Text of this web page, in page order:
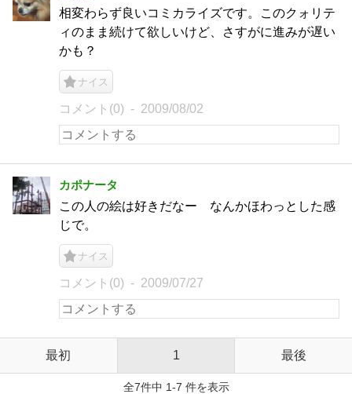
相変わらず良いコミカライズです。このクォリテ
ィのまま続けて欲しいけど、さすがに進みが遅い
かも？
ナイス
コメント(0) 2009/08/02
カポナータ
この人の絵は好きだなー なんかほわっとした感
じで。
ナイス
コメント(0) 2009/07/27
最初 1 最後
全7件中 1-7 件を表示